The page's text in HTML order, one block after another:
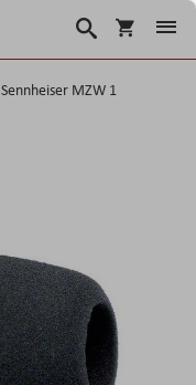
Košarica
Traži
Sennheiser MZW 1